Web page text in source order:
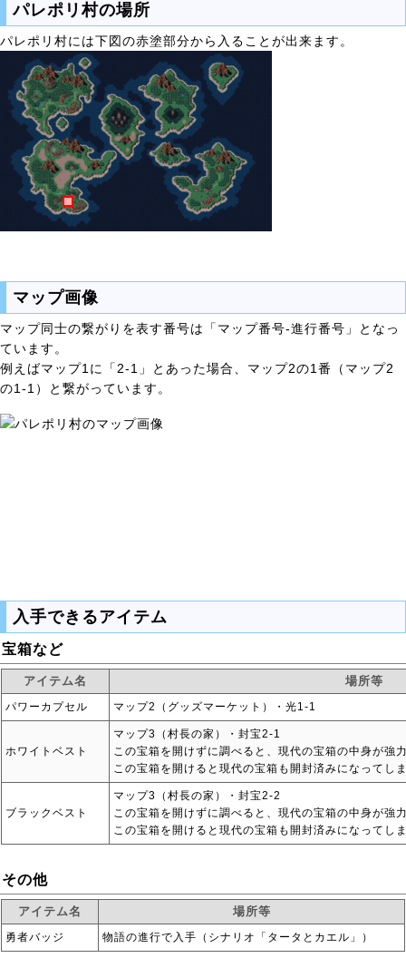
パレポリ村の場所
パレポリ村には下図の赤塗部分から入ることが出来ます。
マップ画像
マップ同士の繋がりを表す番号は「マップ番号-進行番号」となっ
ています。
例えばマップ1に「2-1」とあった場合、マップ2の1番（マップ2
の1-1）と繋がっています。
入手できるアイテム
宝箱など
アイテム名 場所等
パワーカプセル マップ2（グッズマーケット）・光1-1
ホワイトベスト
マップ3（村長の家）・封宝2-1
この宝箱を開けずに調べると、現代の宝箱の中身が強
この宝箱を開けると現代の宝箱も開封済みになってし
ブラックベスト
マップ3（村長の家）・封宝2-2
この宝箱を開けずに調べると、現代の宝箱の中身が強
この宝箱を開けると現代の宝箱も開封済みになってし
その他
アイテム名 場所等
勇者バッジ 物語の進行で入手（シナリオ「タータとカエル」）